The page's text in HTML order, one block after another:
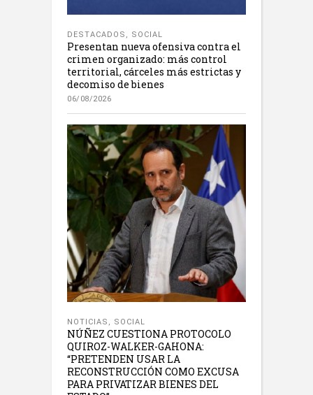
DESTACADOS , SOCIAL
Presentan nueva ofensiva contra el
crimen organizado: más control
territorial, cárceles más estrictas y
decomiso de bienes
06/08/2026
NOTICIAS , SOCIAL
NÚÑEZ CUESTIONA PROTOCOLO
QUIROZ-WALKER-GAHONA:
“PRETENDEN USAR LA
RECONSTRUCCIÓN COMO EXCUSA
PARA PRIVATIZAR BIENES DEL